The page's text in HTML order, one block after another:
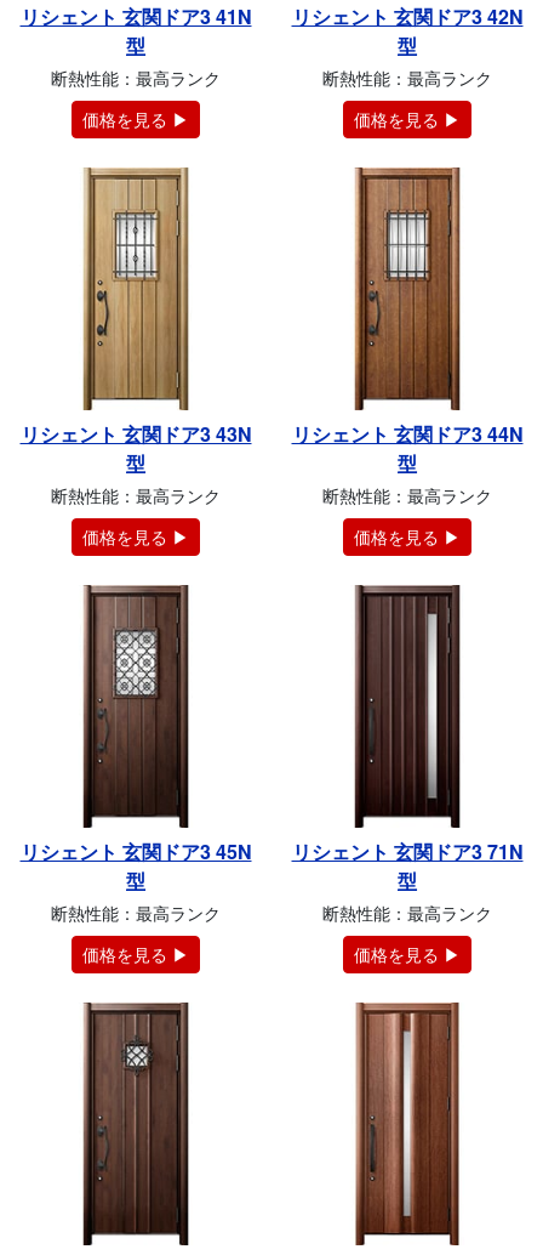
リシェント 玄関ドア3 41N
型
断熱性能：最高ランク
価格を見る ▶
リシェント 玄関ドア3 42N
型
断熱性能：最高ランク
価格を見る ▶
リシェント 玄関ドア3 43N
型
断熱性能：最高ランク
価格を見る ▶
リシェント 玄関ドア3 44N
型
断熱性能：最高ランク
価格を見る ▶
リシェント 玄関ドア3 45N
型
断熱性能：最高ランク
価格を見る ▶
リシェント 玄関ドア3 71N
型
断熱性能：最高ランク
価格を見る ▶